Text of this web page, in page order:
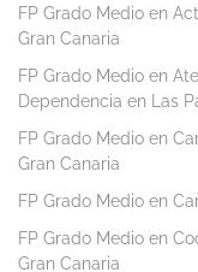
FP Grado Medio en
Gran Canaria
FP Grado Medio en
Dependencia en Las
FP Grado Medio en
Gran Canaria
FP Grado Medio en
FP Grado Medio en
Gran Canaria